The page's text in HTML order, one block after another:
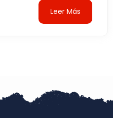
Leer Más